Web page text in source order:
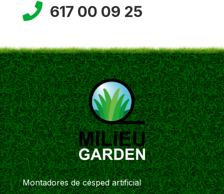
 617 00 09 25
Montadores de césped artificial